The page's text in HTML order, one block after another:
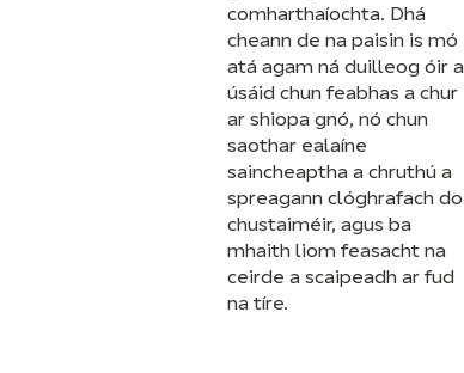
comharthaíochta. Dhá
cheann de na paisin is mó
atá agam ná duilleog óir a
úsáid chun feabhas a chur
ar shiopa gnó, nó chun
saothar ealaíne
saincheaptha a chruthú a
spreagann clóghrafach do
chustaiméir, agus ba
mhaith liom feasacht na
ceirde a scaipeadh ar fud
na tíre.